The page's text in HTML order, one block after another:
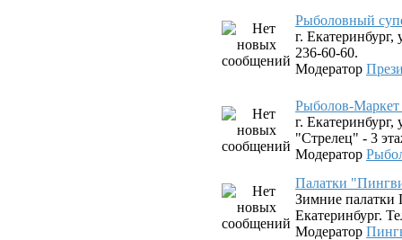
Рыболовный
г.
236-60-60.
Модератор
Рыболов-
г.
"Стрелец" - 3
Модератор
Палатки
Зимние палатки
Екатеринбург.
Модератор